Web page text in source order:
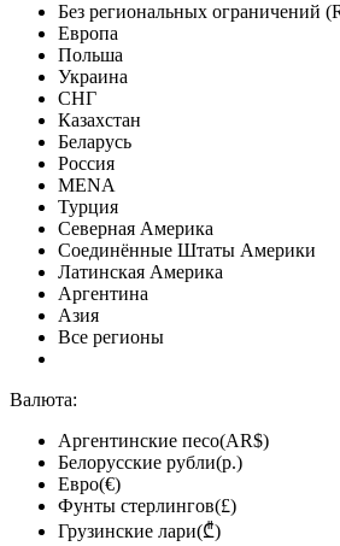
Без региональных ограничений
Европа
Польша
Украина
СНГ
Казахстан
Беларусь
Россия
MENA
Турция
Северная Америка
Соединённые Штаты Америки
Латинская Америка
Аргентина
Азия
Все регионы
Валюта:
Аргентинские песо(AR$)
Белорусские рубли(р.)
Евро(€)
Фунты стерлингов(£)
Грузинские лари(₾)